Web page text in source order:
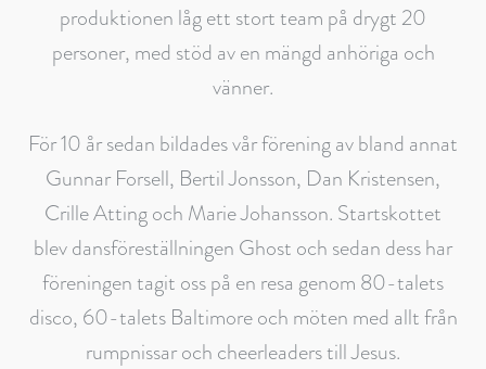
produktionen låg ett stort team på drygt 20
personer, med stöd av en mängd anhöriga och
vänner.
För 10 år sedan bildades vår förening av bland annat
Gunnar Forsell, Bertil Jonsson, Dan Kristensen,
Crille Atting och Marie Johansson. Startskottet
blev dansföreställningen Ghost och sedan dess har
föreningen tagit oss på en resa genom 80-talets
disco, 60-talets Baltimore och möten med allt från
rumpnissar och cheerleaders till Jesus.